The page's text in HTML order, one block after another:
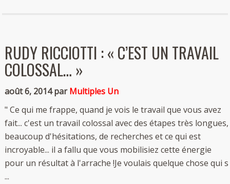
RUDY RICCIOTTI : « C’EST UN TRAVAIL
COLOSSAL… »
août 6, 2014 parMultiples Un
" Ce qui me frappe, quand je vois le travail que vous avez
fait... c'est un travail colossal avec des étapes très longues,
beaucoup d'hésitations, de recherches et ce qui est
incroyable... il a fallu que vous mobilisiez cette énergie
pour un résultat à l'arrache !Je voulais quelque chose qui s
...